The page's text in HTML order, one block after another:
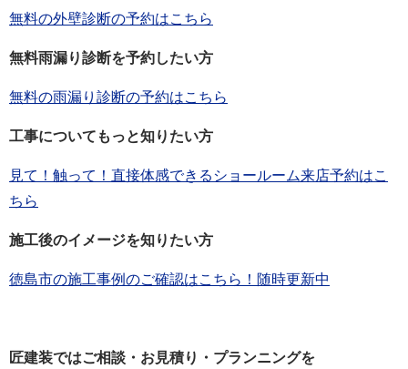
無料の外壁診断の予約はこちら
無料雨漏り診断を予約したい方
無料の雨漏り診断の予約はこちら
工事についてもっと知りたい方
見て！触って！直接体感できるショールーム来店予約はこ
ちら
施工後のイメージを知りたい方
徳島市の施工事例のご確認はこちら！随時更新中
匠建装ではご相談・お見積り・プランニングを